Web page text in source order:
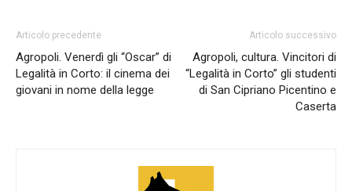
Articolo precedente
Agropoli. Venerdì gli “Oscar” di
Legalità in Corto: il cinema dei
giovani in nome della legge
Articolo successivo
Agropoli, cultura. Vincitori di
“Legalità in Corto” gli studenti
di San Cipriano Picentino e
Caserta